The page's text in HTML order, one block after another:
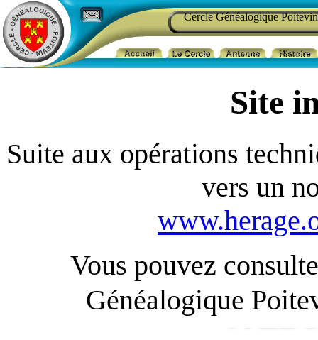
Cercle Généalogique Poitevin
Site
Suite aux opérations
vers un
Vous pouvez
Généalogique